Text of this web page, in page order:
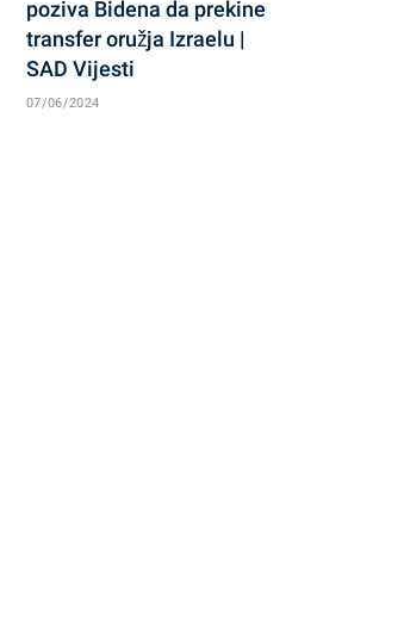
poziva Bidena da prekine
transfer oružja Izraelu |
SAD Vijesti
07/06/2024